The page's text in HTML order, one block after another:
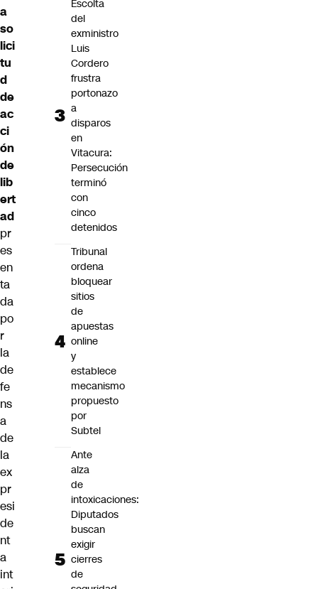
a
so
lici
tu
d
de
ac
ci
ón
de
lib
ert
ad
pr
es
en
ta
da
po
r
la
de
fe
ns
a
de
la
ex
pr
esi
de
nt
a
int
Escolta
del
exministro
Luis
Cordero
frustra
portonazo
a
disparos
en
Vitacura:
Persecución
terminó
con
cinco
detenidos
Tribunal
ordena
bloquear
sitios
de
apuestas
online
y
establece
mecanismo
propuesto
por
Subtel
Ante
alza
de
intoxicaciones:
Diputados
buscan
exigir
cierres
de